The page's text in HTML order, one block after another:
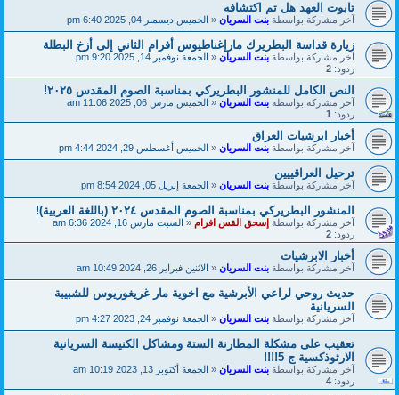
تابوت العهد هل تم اكتشافه
آخر مشاركة بواسطةبنت السريان«الخميس ديسمبر 04, 2025 6:40 pm
زيارة قداسة البطريرك مارإغناطيوس أفرام الثاني إلى أزخ البطلة
آخر مشاركة بواسطةبنت السريان«الجمعة نوفمبر 14, 2025 9:20 pm
ردود: 2
النص الكامل للمنشور البطريركي بمناسبة الصوم المقدس ٢٠٢٥!
آخر مشاركة بواسطةبنت السريان«الخميس مارس 06, 2025 11:06 am
ردود: 1
أخبار ابرشيات العراق
آخر مشاركة بواسطةبنت السريان«الخميس أغسطس 29, 2024 4:44 pm
ترحيل العراقييين
آخر مشاركة بواسطةبنت السريان«الجمعة إبريل 05, 2024 8:54 pm
المنشور البطريركي بمناسبة الصوم المقدس ٢٠٢٤ (باللغة العربية)!
آخر مشاركة بواسطةإسحق القس افرام«السبت مارس 16, 2024 6:36 am
ردود: 2
أخبار الابرشيات
آخر مشاركة بواسطةبنت السريان«الاثنين فبراير 26, 2024 10:49 am
حديث روحي لراعي الأبرشية مع اخوية مار غريغوريوس للشبيبة
السريانية
آخر مشاركة بواسطةبنت السريان«الجمعة نوفمبر 24, 2023 4:27 pm
تعقيب على مشكلة المطارنة الستة ومشاكل الكنيسة السريانية
الارثوذكسية ج 5!!!!
آخر مشاركة بواسطةبنت السريان«الجمعة أكتوبر 13, 2023 10:19 am
ردود: 4